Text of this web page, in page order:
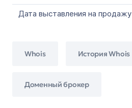
Дата выставления на продажу
Whois История Whois
Доменный брокер